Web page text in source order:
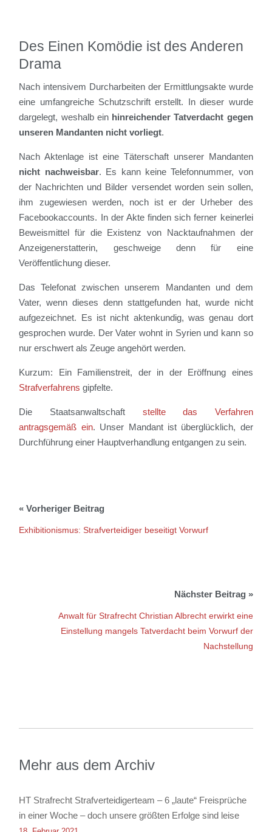
Des Einen Komödie ist des Anderen
Drama
Nach intensivem Durcharbeiten der Ermittlungsakte wurde
eine umfangreiche Schutzschrift erstellt. In dieser wurde
dargelegt, weshalb ein hinreichender Tatverdacht gegen
unseren Mandanten nicht vorliegt.
Nach Aktenlage ist eine Täterschaft unserer Mandanten
nicht nachweisbar. Es kann keine Telefonnummer, von
der Nachrichten und Bilder versendet worden sein sollen,
ihm zugewiesen werden, noch ist er der Urheber des
Facebookaccounts. In der Akte finden sich ferner keinerlei
Beweismittel für die Existenz von Nacktaufnahmen der
Anzeigenerstatterin, geschweige denn für eine
Veröffentlichung dieser.
Das Telefonat zwischen unserem Mandanten und dem
Vater, wenn dieses denn stattgefunden hat, wurde nicht
aufgezeichnet. Es ist nicht aktenkundig, was genau dort
gesprochen wurde. Der Vater wohnt in Syrien und kann so
nur erschwert als Zeuge angehört werden.
Kurzum: Ein Familienstreit, der in der Eröffnung eines
Strafverfahrens gipfelte.
Die Staatsanwaltschaft stellte das Verfahren
antragsgemäß ein. Unser Mandant ist überglücklich, der
Durchführung einer Hauptverhandlung entgangen zu sein.
Exhibitionismus: Strafverteidiger beseitigt Vorwurf
Anwalt für Strafrecht Christian Albrecht erwirkt eine
Einstellung mangels Tatverdacht beim Vorwurf der
Nachstellung
Mehr aus dem Archiv
HT Strafrecht Strafverteidigerteam – 6 „laute“ Freisprüche
in einer Woche – doch unsere größten Erfolge sind leise